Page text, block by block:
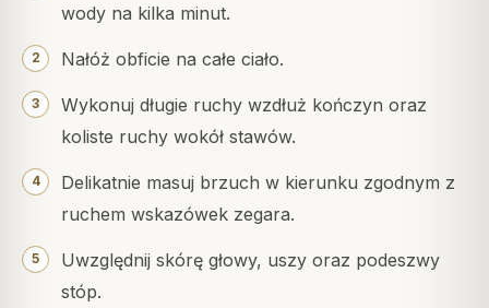
wody na kilka minut.
Nałóż obficie na całe ciało.
Wykonuj długie ruchy wzdłuż kończyn oraz
koliste ruchy wokół stawów.
Delikatnie masuj brzuch w kierunku zgodnym z
ruchem wskazówek zegara.
Uwzględnij skórę głowy, uszy oraz podeszwy
stóp.